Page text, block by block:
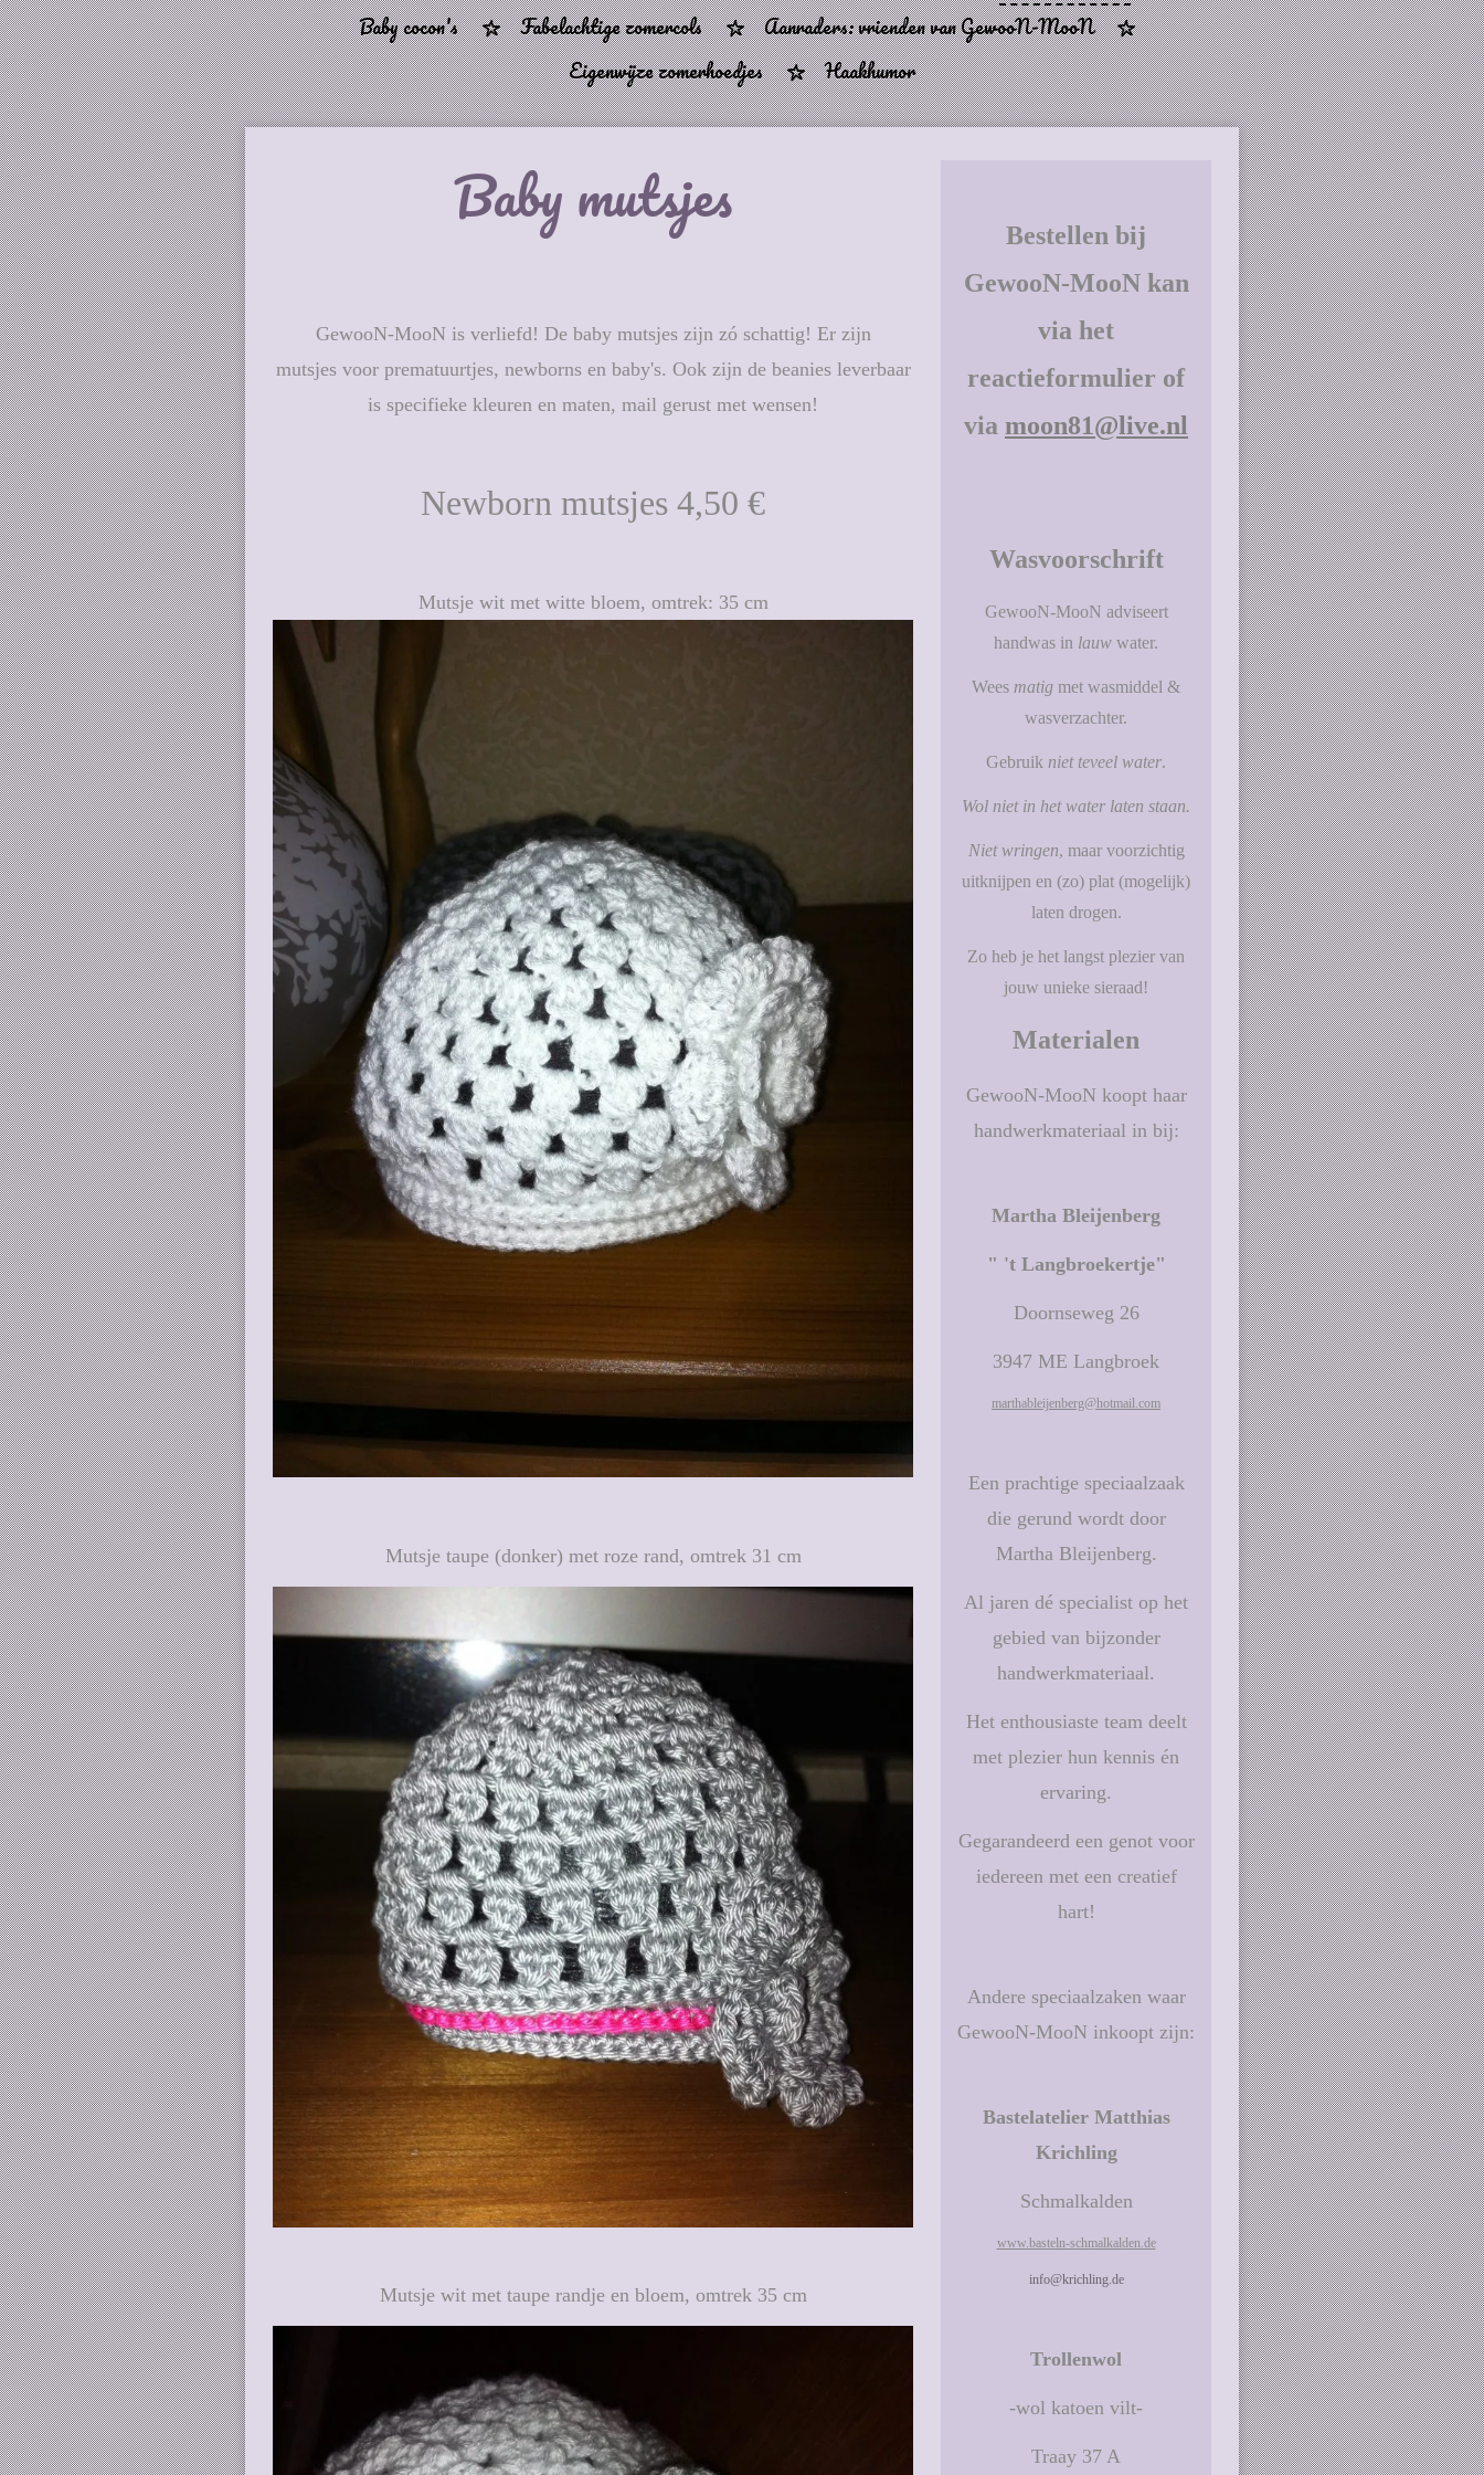
Baby cocon's
Fabelachtige zomercols
Aanraders: vrienden van GewooN-MooN
Eigenwijze zomerhoedjes
Haakhumor
Baby mutsjes
GewooN-MooN is verliefd! De baby mutsjes zijn zó schattig! Er zijn
mutsjes voor prematuurtjes, newborns en baby's. Ook zijn de beanies leverbaar
is specifieke kleuren en maten, mail gerust met wensen!
Newborn mutsjes 4,50 €
Mutsje wit met witte bloem, omtrek: 35 cm
Mutsje taupe (donker) met roze rand, omtrek 31 cm
Mutsje wit met taupe randje en bloem, omtrek 35 cm
Bestellen bij
GewooN-MooN kan
via het
reactieformulier of
via moon81@live.nl
Wasvoorschrift
GewooN-MooN adviseert
handwas in lauw water.
Wees matig met wasmiddel &
wasverzachter.
Gebruik niet teveel water.
Wol niet in het water laten staan.
Niet wringen, maar voorzichtig
uitknijpen en (zo) plat (mogelijk)
laten drogen.
Zo heb je het langst plezier van
jouw unieke sieraad!
Materialen
GewooN-MooN koopt haar
handwerkmateriaal in bij:
Martha Bleijenberg
" 't Langbroekertje"
Doornseweg 26
3947 ME Langbroek
marthableijenberg@hotmail.com
Een prachtige speciaalzaak
die gerund wordt door
Martha Bleijenberg.
Al jaren dé specialist op het
gebied van bijzonder
handwerkmateriaal.
Het enthousiaste team deelt
met plezier hun kennis én
ervaring.
Gegarandeerd een genot voor
iedereen met een creatief
hart!
Andere speciaalzaken waar
GewooN-MooN inkoopt zijn:
Bastelatelier Matthias
Krichling
Schmalkalden
www.basteln-schmalkalden.de
info@krichling.de
Trollenwol
-wol katoen vilt-
Traay 37 A